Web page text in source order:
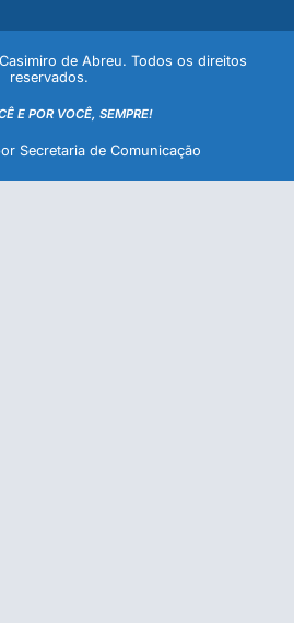
de Abreu. Todos os direitos
reservados.
E POR VOCÊ, SEMPRE!
Secretaria de Comunicação